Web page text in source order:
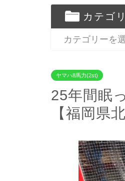
カテゴ
ヤマハ8馬力(2st)
25年間眠
【福岡県